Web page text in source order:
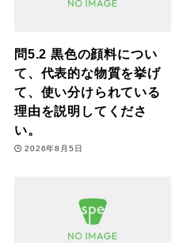
問5.2 黒色の顔料につい
て、代表的な物質を挙げ
て、使い分けられている
理由を説明してくださ
い。
2026年8月5日